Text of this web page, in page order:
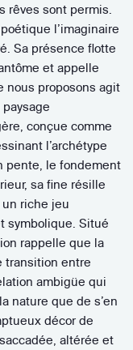
rêves sont permis.
l’imaginaire
Sa présence flotte
et appelle
nous proposons agit
conçue comme
l’archétype
pente, le fondement
sa fine résille
riche jeu
symbolique. Situé
rappelle que la
transition entre
ambigüe qui
nature que de s’en
décor de
altérée et